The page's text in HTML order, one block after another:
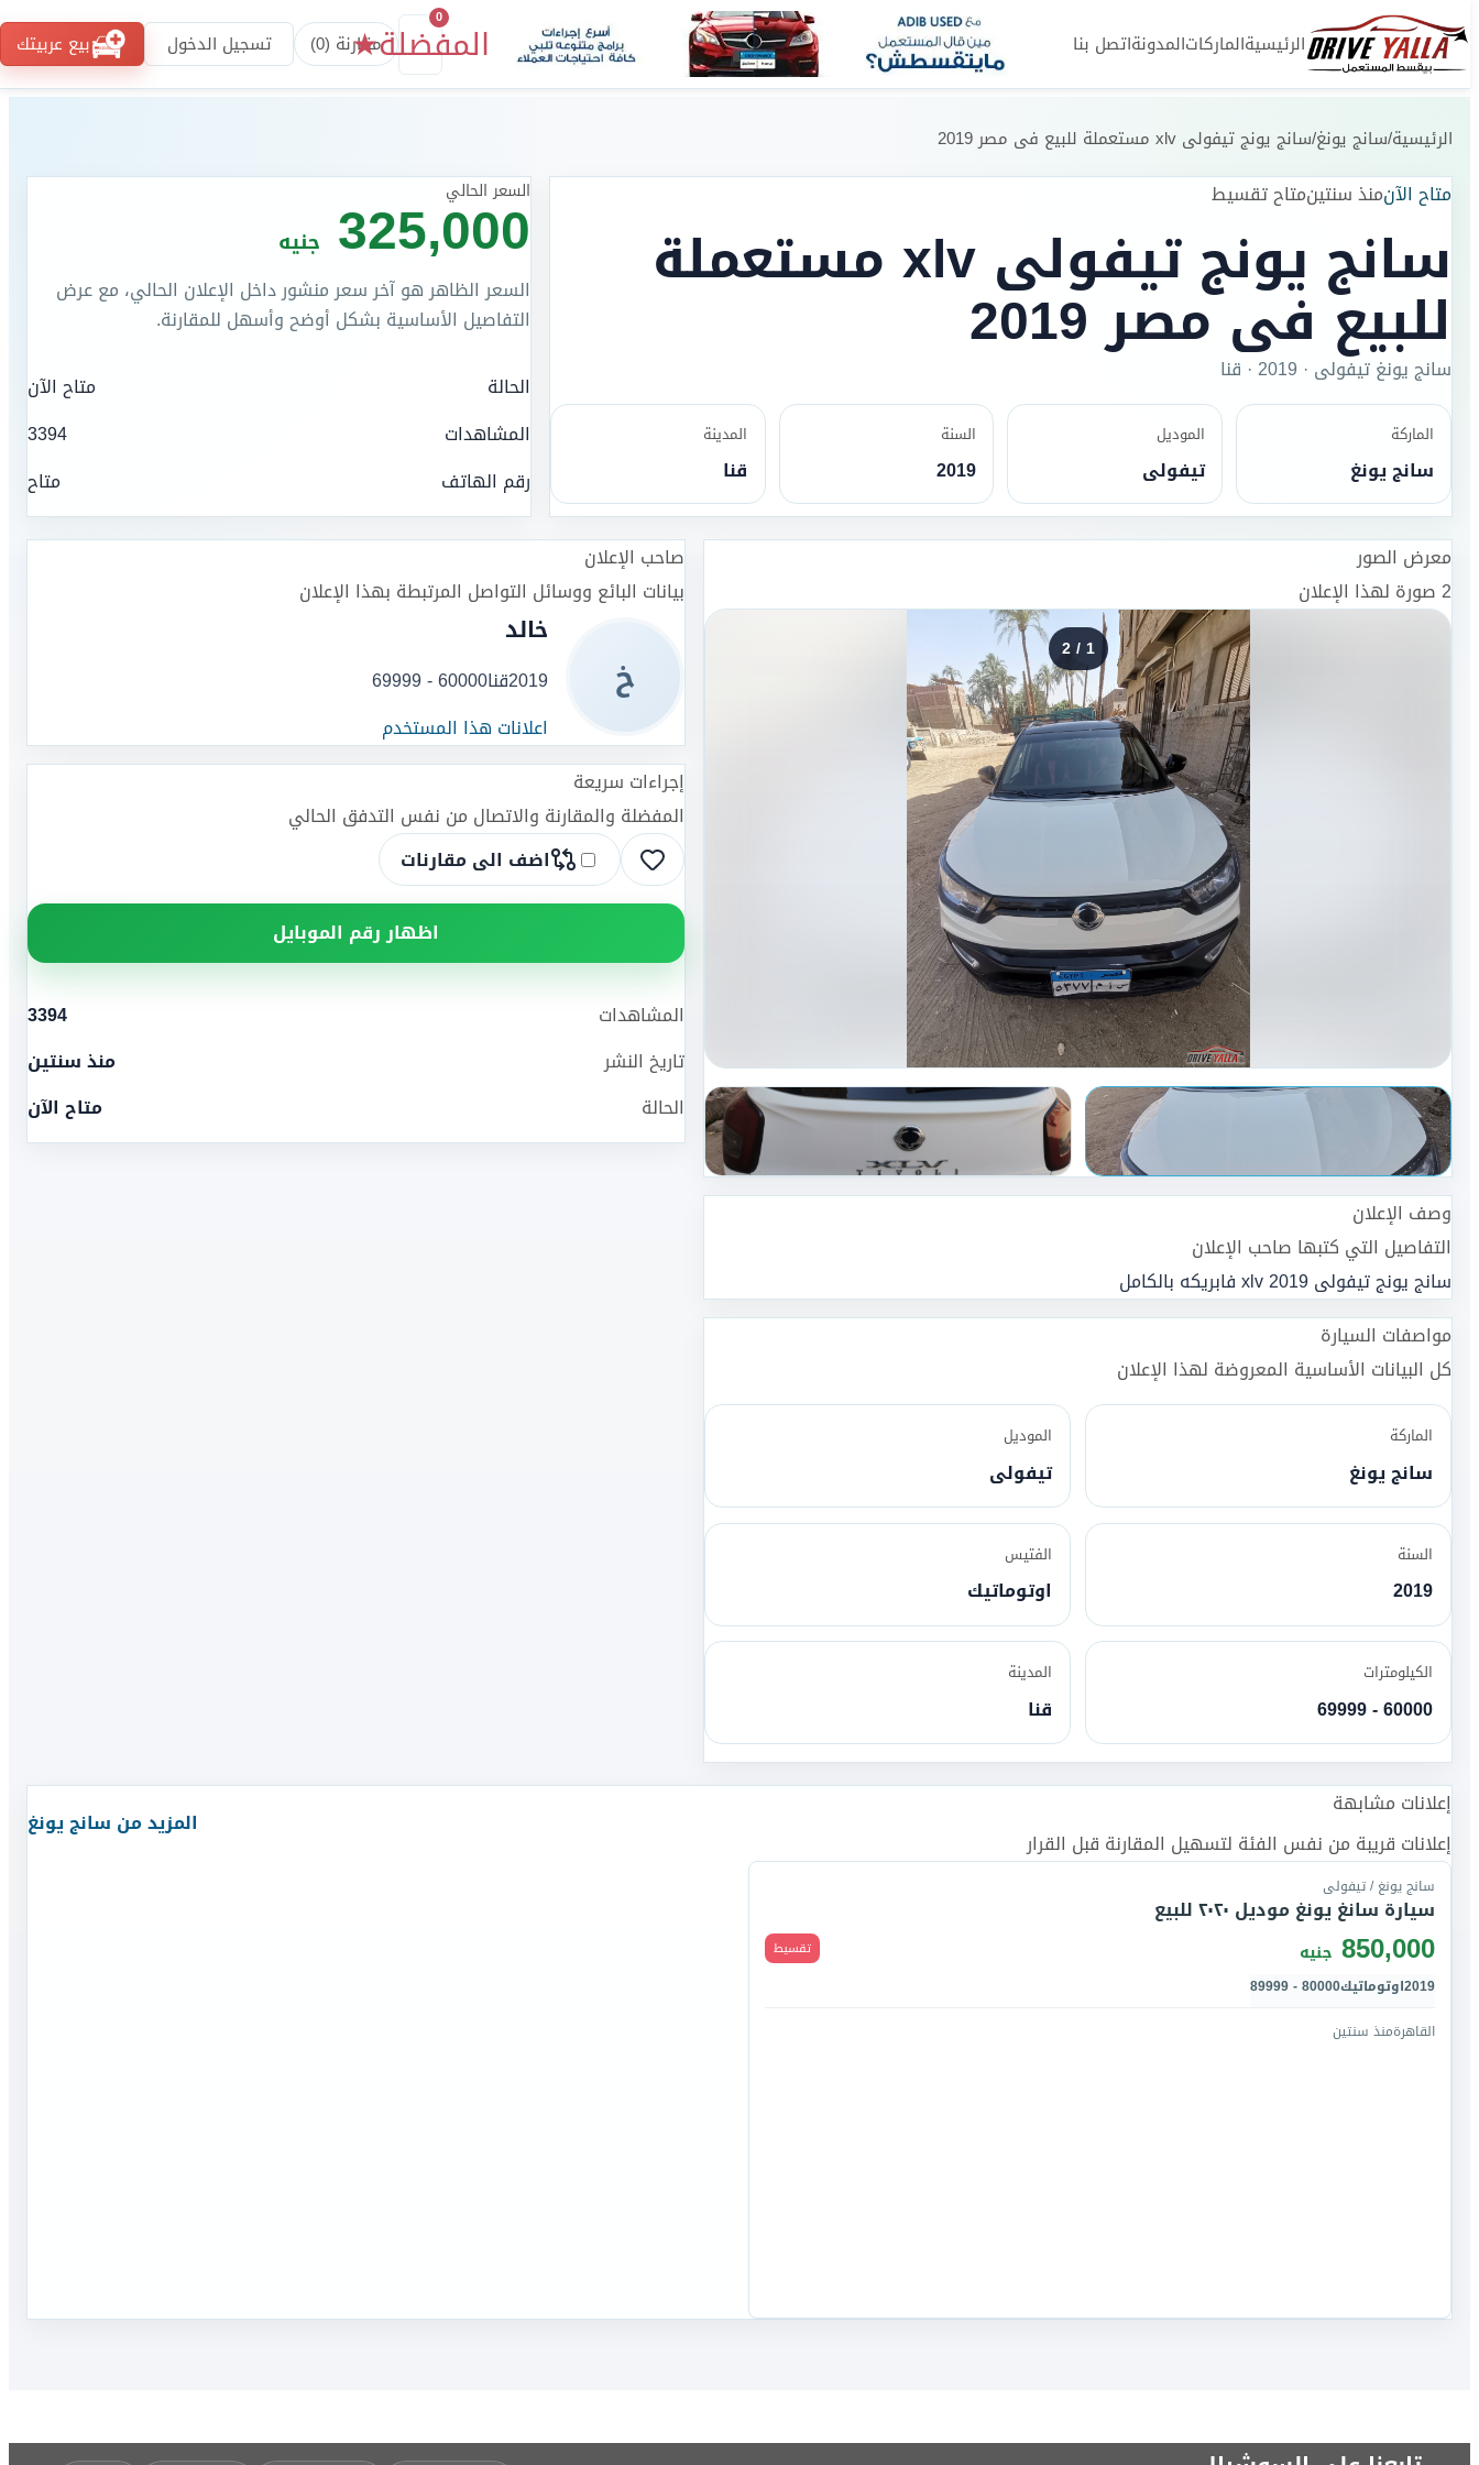
الرئيسيةالماركاتالمدونةاتصل بنا المفضلة
0
★
مقارنة (0
) تسجيل الدخول بيع عربيتك
الرئيسية/سانج يونغ/سانج يونج تيفولى xlv مستعملة للبيع فى مصر 2019
متاح الآنمنذ سنتينمتاح تقسيط
سانج يونج تيفولى xlv مستعملة
للبيع فى مصر 2019
سانج يونغتيفولى ·
2019
· قنا
الماركة
سانج يونغ
الموديل
تيفولى
السنة
2019
المدينة
قنا
السعر الحالي
325,000 جنيه
السعر الظاهر هو آخر سعر منشور داخل الإعلان الحالي، مع عرض
التفاصيل الأساسية بشكل أوضح وأسهل للمقارنة.
الحالة
متاح الآن
المشاهدات
3394
رقم الهاتف
متاح
معرض الصور
2صورة لهذا الإعلان
1
/
2
وصف الإعلان
التفاصيل التي كتبها صاحب الإعلان
سانج يونج تيفولى xlv 2019 فابريكه بالكامل
مواصفات السيارة
كل البيانات الأساسية المعروضة لهذا الإعلان
الماركة
سانج يونغ
الموديل
تيفولى
السنة
2019
الفتيس
اوتوماتيك
الكيلومترات
60000 - 69999
المدينة
قنا
صاحب الإعلان
بيانات البائع ووسائل التواصل المرتبطة بهذا الإعلان
خ
خالد
2019قنا60000 - 69999
اعلانات هذا المستخدم
إجراءات سريعة
المفضلة والمقارنة والاتصال من نفس التدفق الحالي
اضف الى مقارنات
اظهار رقم الموبايل
المشاهدات
3394
تاريخ النشر
منذ سنتين
الحالة
متاح الآن
إعلانات مشابهة
إعلانات قريبة من نفس الفئة لتسهيل المقارنة قبل القرار
المزيد من سانج يونغ
سانج يونغ / تيفولى
سيارة سانغ يونغ موديل ٢٠٢٠ للبيع
850,000 جنيه تقسيط
2019اوتوماتيك80000 - 89999
القاهرةمنذ سنتين